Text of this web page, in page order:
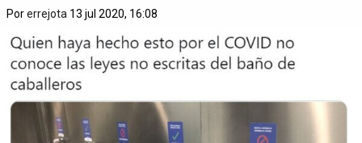
Porerrejota 13 jul 2020, 16:08